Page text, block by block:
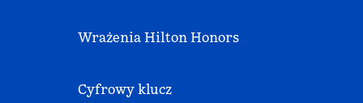
Wrażenia Hilton Honors
Cyfrowy klucz